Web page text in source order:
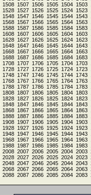
1503
1504
1505
1506
1507
1508
1523
1524
1525
1526
1527
1528
1543
1544
1545
1546
1547
1548
1563
1564
1565
1566
1567
1568
1583
1584
1585
1586
1587
1588
1603
1604
1605
1606
1607
1608
1623
1624
1625
1626
1627
1628
1643
1644
1645
1646
1647
1648
1663
1664
1665
1666
1667
1668
1683
1684
1685
1686
1687
1688
1703
1704
1705
1706
1707
1708
1723
1724
1725
1726
1727
1728
1743
1744
1745
1746
1747
1748
1763
1764
1765
1766
1767
1768
1783
1784
1785
1786
1787
1788
1803
1804
1805
1806
1807
1808
1823
1824
1825
1826
1827
1828
1843
1844
1845
1846
1847
1848
1863
1864
1865
1866
1867
1868
1883
1884
1885
1886
1887
1888
1903
1904
1905
1906
1907
1908
1923
1924
1925
1926
1927
1928
1943
1944
1945
1946
1947
1948
1963
1964
1965
1966
1967
1968
1983
1984
1985
1986
1987
1988
2003
2004
2005
2006
2007
2008
2023
2024
2025
2026
2027
2028
2043
2044
2045
2046
2047
2048
2063
2064
2065
2066
2067
2068
2083
2084
2085
2086
2087
2088